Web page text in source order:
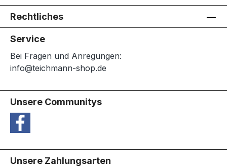
Rechtliches
Service
Bei Fragen und Anregungen:
info@teichmann-shop.de
Unsere Communitys
Unsere Zahlungsarten